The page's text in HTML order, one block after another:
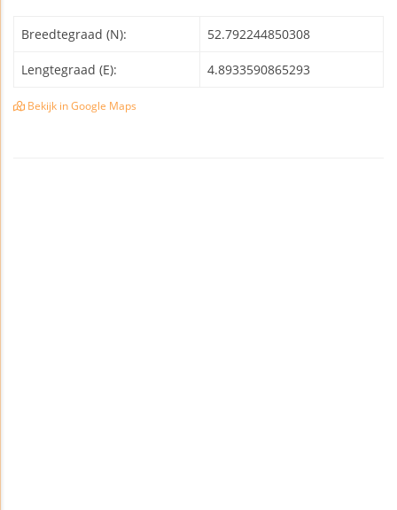
Breedtegraad (N): 52.792244850308
Lengtegraad (E): 4.8933590865293
Bekijk in Google Maps